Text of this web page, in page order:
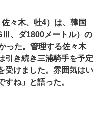
々木、牡4）は、韓国
、ダ1800メートル）の
った。管理する佐々木
引き続き三浦騎手を予定
受けました。雰囲気はい
すね」と語った。